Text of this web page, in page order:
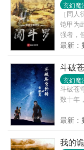
玄幻魔
［同
铠甲为
强者，
最新：
斗破
玄幻魔
斗破苍
数十年
最新：
我的